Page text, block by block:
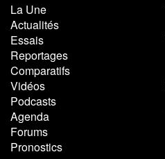
La Une
Actualités
Essais
Reportages
Comparatifs
Vidéos
Podcasts
Agenda
Forums
Pronostics